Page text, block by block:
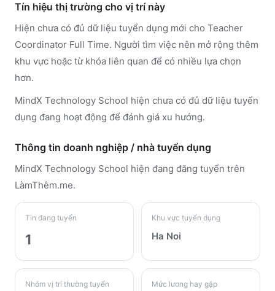
Tín hiệu thị trường cho vị trí này
Hiện chưa có đủ dữ liệu tuyển dụng mới cho Teacher
Coordinator Full Time. Người tìm việc nên mở rộng thêm
khu vực hoặc từ khóa liên quan để có nhiều lựa chọn
hơn.
MindX Technology School hiện chưa có đủ dữ liệu tuyển
dụng đang hoạt động để đánh giá xu hướng.
Thông tin doanh nghiệp / nhà tuyển dụng
MindX Technology School hiện đang đăng tuyển trên
LàmThêm.me.
Tin đang tuyển
1
Khu vực tuyển dụng
Ha Noi
Nhóm vị trí thường tuyển Mức lương hay gặp